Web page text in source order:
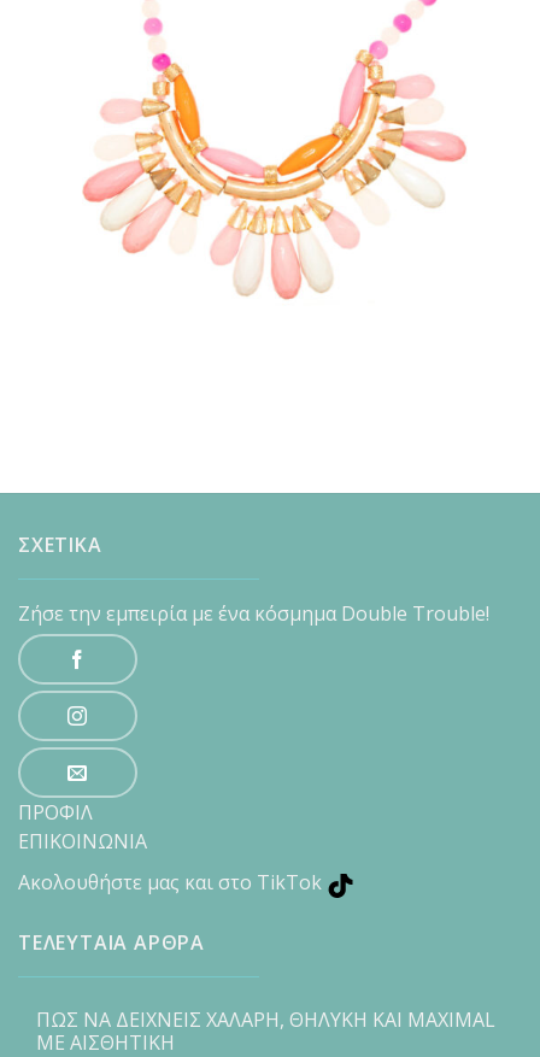
ΣΧΕΤΙΚΑ
Ζήσε την εμπειρία με ένα κόσμημα Double Trouble!
ΠΡΟΦΙΛ
ΕΠΙΚΟΙΝΩΝΙΑ
Ακολουθήστε μας και στο TikTok
ΤΕΛΕΥΤΑΙΑ ΑΡΘΡΑ
ΠΩΣ ΝΑ ΔΕΙΧΝΕΙΣ ΧΑΛΑΡΗ, ΘΗΛΥΚΗ ΚΑΙ MAXIMAL
ΜΕ ΑΙΣΘΗΤΙΚΗ